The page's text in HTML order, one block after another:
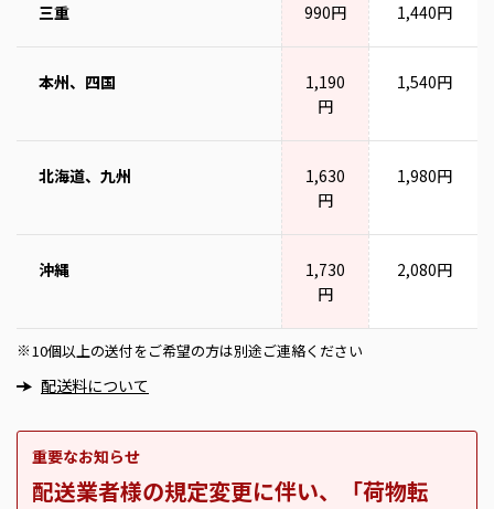
三重 990円 1,440円
本州、四国
1,190
円
1,540円
北海道、九州
1,630
円
1,980円
沖縄
1,730
円
2,080円
※ 10個以上の送付をご希望の方は別途ご連絡ください
配送料について
重要なお知らせ
配送業者様の規定変更に伴い、「荷物転